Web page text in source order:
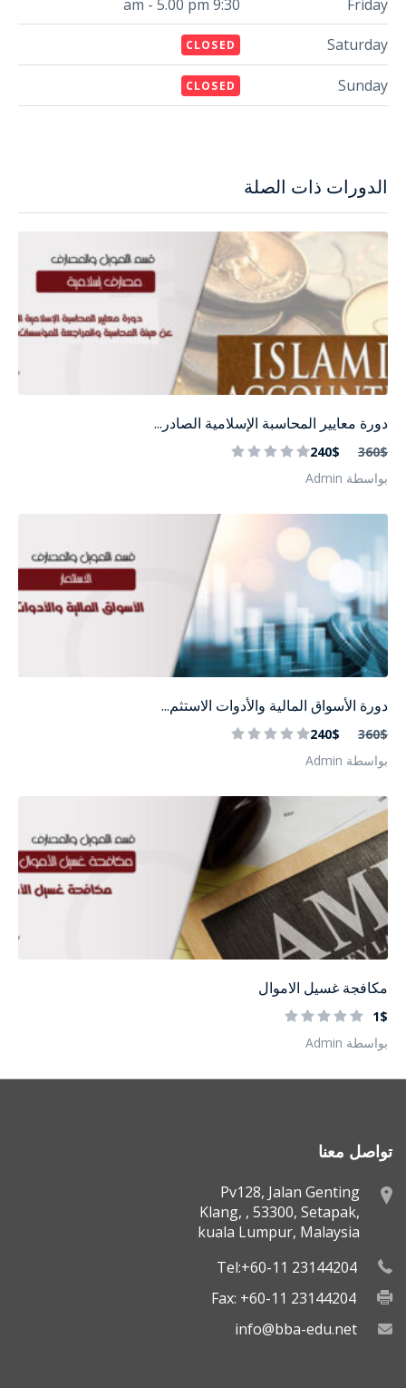
الدورات ذات الصلة
دورة معايير المحاسبة الإسلامية الصادر...
360$
240$
بواسطة Admin
دورة الأسواق المالية والأدوات الاستثم...
360$
240$
بواسطة Admin
مكافجة غسيل الاموال
1$
بواسطة Admin
Friday
9:30 am - 5.00 pm
Saturday
CLOSED
Sunday
CLOSED
تواصل معنا
Pv128, Jalan Genting
Klang, , 53300, Setapak,
kuala Lumpur, Malaysia
Tel:+60-11 23144204
Fax: +60-11 23144204
info@bba-edu.net